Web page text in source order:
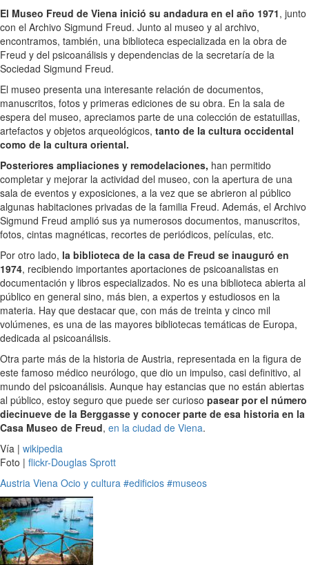
El Museo Freud de Viena inició su andadura en el año 1971, junto
con el Archivo Sigmund Freud. Junto al museo y al archivo,
encontramos, también, una biblioteca especializada en la obra de
Freud y del psicoanálisis y dependencias de la secretaría de la
Sociedad Sigmund Freud.
El museo presenta una interesante relación de documentos,
manuscritos, fotos y primeras ediciones de su obra. En la sala de
espera del museo, apreciamos parte de una colección de estatuillas,
artefactos y objetos arqueológicos, tanto de la cultura occidental
como de la cultura oriental.
Posteriores ampliaciones y remodelaciones, han permitido
completar y mejorar la actividad del museo, con la apertura de una
sala de eventos y exposiciones, a la vez que se abrieron al público
algunas habitaciones privadas de la familia Freud. Además, el Archivo
Sigmund Freud amplió sus ya numerosos documentos, manuscritos,
fotos, cintas magnéticas, recortes de periódicos, películas, etc.
Por otro lado, la biblioteca de la casa de Freud se inauguró en
1974, recibiendo importantes aportaciones de psicoanalistas en
documentación y libros especializados. No es una biblioteca abierta al
público en general sino, más bien, a expertos y estudiosos en la
materia. Hay que destacar que, con más de treinta y cinco mil
volúmenes, es una de las mayores bibliotecas temáticas de Europa,
dedicada al psicoanálisis.
Otra parte más de la historia de Austria, representada en la figura de
este famoso médico neurólogo, que dio un impulso, casi definitivo, al
mundo del psicoanálisis. Aunque hay estancias que no están abiertas
al público, estoy seguro que puede ser curioso pasear por el número
diecinueve de la Berggasse y conocer parte de esa historia en la
Casa Museo de Freud, en la ciudad de Viena.
Vía | wikipedia
Foto | flickr-Douglas Sprott
Austria Viena Ocio y cultura #edificios #museos